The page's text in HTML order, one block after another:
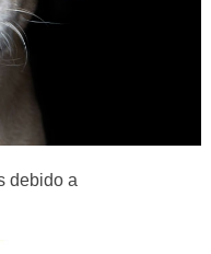
debido a